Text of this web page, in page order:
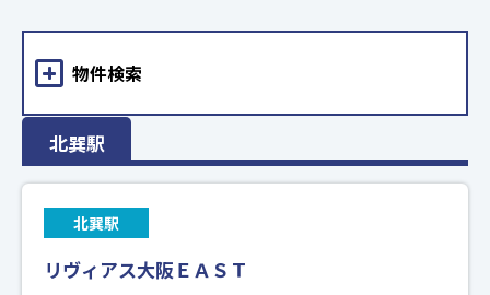
北巽駅
北巽駅
リヴィアス大阪ＥＡＳＴ
物件検索